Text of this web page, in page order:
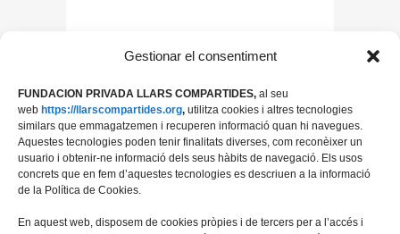
Gestionar el consentiment
FUNDACION PRIVADA LLARS COMPARTIDES, al seu
web https://llarscompartides.org, utilitza cookies i altres tecnologies
similars que emmagatzemen i recuperen informació quan hi navegues.
Aquestes tecnologies poden tenir finalitats diverses, com reconèixer un
usuario i obtenir-ne informació dels seus hàbits de navegació. Els usos
concrets que en fem d’aquestes tecnologies es descriuen a la informació
de la Política de Cookies.
En aquest web, disposem de cookies pròpies i de tercers per a l’accés i